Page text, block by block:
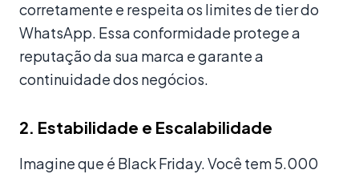
corretamente e respeita os limites de tier do
WhatsApp. Essa conformidade protege a
reputação da sua marca e garante a
continuidade dos negócios.
2. Estabilidade e Escalabilidade
Imagine que é Black Friday. Você tem 5.000